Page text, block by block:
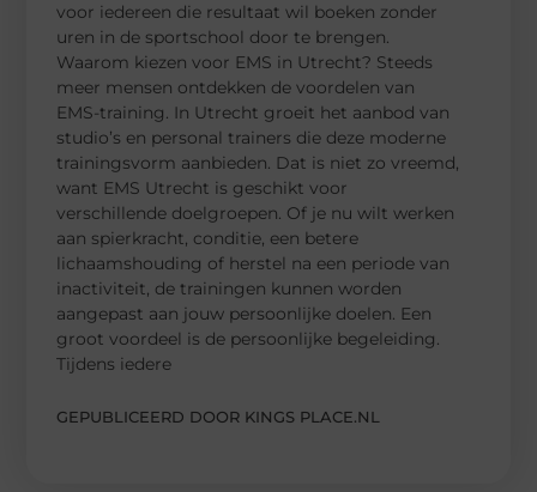
voor iedereen die resultaat wil boeken zonder
uren in de sportschool door te brengen.
Waarom kiezen voor EMS in Utrecht? Steeds
meer mensen ontdekken de voordelen van
EMS-training. In Utrecht groeit het aanbod van
studio’s en personal trainers die deze moderne
trainingsvorm aanbieden. Dat is niet zo vreemd,
want EMS Utrecht is geschikt voor
verschillende doelgroepen. Of je nu wilt werken
aan spierkracht, conditie, een betere
lichaamshouding of herstel na een periode van
inactiviteit, de trainingen kunnen worden
aangepast aan jouw persoonlijke doelen. Een
groot voordeel is de persoonlijke begeleiding.
Tijdens iedere
GEPUBLICEERD DOOR KINGS PLACE.NL